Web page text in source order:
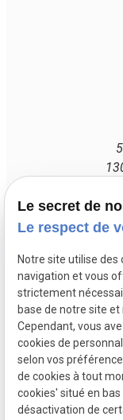
Lundi
Mentions
légales
Le secret de
Le respect de
Notre site utilise
navigation et vous
strictement
base de notre site
Cependant, vous
cookies de
selon vos
de cookies à tout
cookies' situé en
désactivation de